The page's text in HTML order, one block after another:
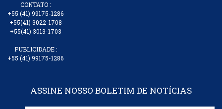
CONTATO :
+55 (41) 99175-1286
+55(41) 3022-1708
+55(41) 3013-1703
PUBLICIDADE :
+55 (41) 99175-1286
ASSINE NOSSO BOLETIM DE NOTÍCIAS